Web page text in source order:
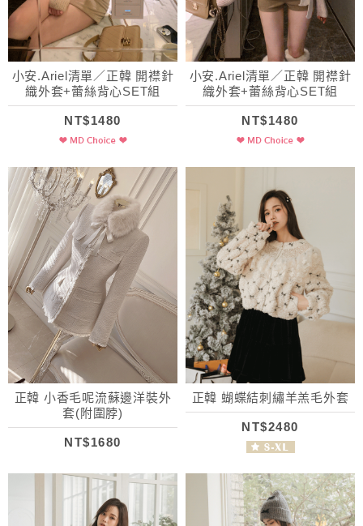
小安.Ariel清單／正韓 開襟針
織外套+蕾絲背心SET組
NT$1480
小安.Ariel清單／正韓 開襟針
織外套+蕾絲背心SET組
NT$1480
正韓 小香毛呢流蘇邊洋裝外
套(附圍脖)
NT$1680
正韓 蝴蝶結刺繡羊羔毛外套
NT$2480